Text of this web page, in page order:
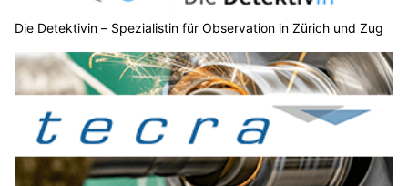
Die Detektivin – Spezialistin für Observation in Zürich und Zug